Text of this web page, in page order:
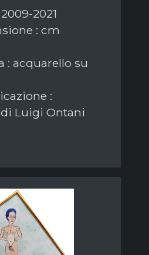
2021
: cm
: acquarello su
:
Luigi Ontani